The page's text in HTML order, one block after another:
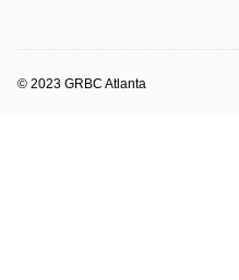
© 2023 GRBC Atlanta